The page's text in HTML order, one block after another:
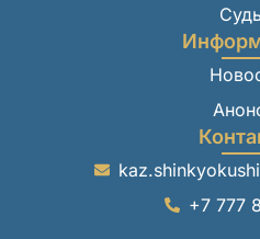
+7 777